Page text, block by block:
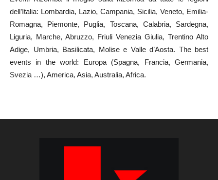
dell’Italia: Lombardia, Lazio, Campania, Sicilia, Veneto, Emilia-
Romagna, Piemonte, Puglia, Toscana, Calabria, Sardegna,
Liguria, Marche, Abruzzo, Friuli Venezia Giulia, Trentino Alto
Adige, Umbria, Basilicata, Molise e Valle d’Aosta. The best
events in the world: Europa (Spagna, Francia, Germania,
Svezia …), America, Asia, Australia, Africa.